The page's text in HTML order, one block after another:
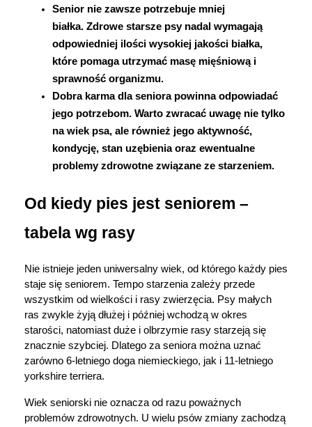
Senior nie zawsze potrzebuje mniej
białka. Zdrowe starsze psy nadal wymagają
odpowiedniej ilości wysokiej jakości białka,
które pomaga utrzymać masę mięśniową i
sprawność organizmu.
Dobra karma dla seniora powinna odpowiadać
jego potrzebom. Warto zwracać uwagę nie tylko
na wiek psa, ale również jego aktywność,
kondycję, stan uzębienia oraz ewentualne
problemy zdrowotne związane ze starzeniem.
Od kiedy pies jest seniorem –
tabela wg rasy
Nie istnieje jeden uniwersalny wiek, od którego każdy pies
staje się seniorem. Tempo starzenia zależy przede
wszystkim od wielkości i rasy zwierzęcia. Psy małych
ras zwykle żyją dłużej i później wchodzą w okres
starości, natomiast duże i olbrzymie rasy starzeją się
znacznie szybciej. Dlatego za seniora można uznać
zarówno 6-letniego doga niemieckiego, jak i 11-letniego
yorkshire terriera.
Wiek seniorski nie oznacza od razu poważnych
problemów zdrowotnych. U wielu psów zmiany zachodzą